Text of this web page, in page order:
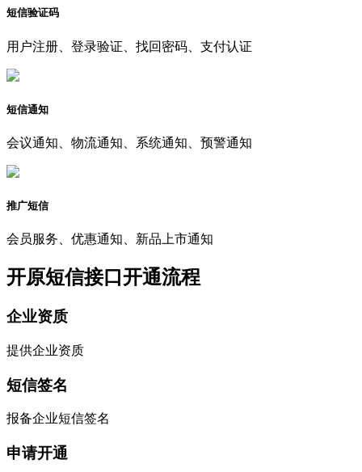
短信验证码
用户注册、登录验证、找回密码、支付认证
短信通知
会议通知、物流通知、系统通知、预警通知
推广短信
会员服务、优惠通知、新品上市通知
开原短信接口开通流程
企业资质
提供企业资质
短信签名
报备企业短信签名
申请开通